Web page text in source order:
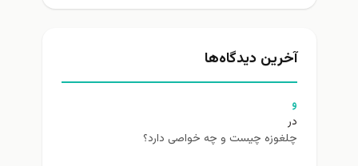
آخرین دیدگاه‌ها
و
در
چلغوزه چیست و چه خواصی دارد؟